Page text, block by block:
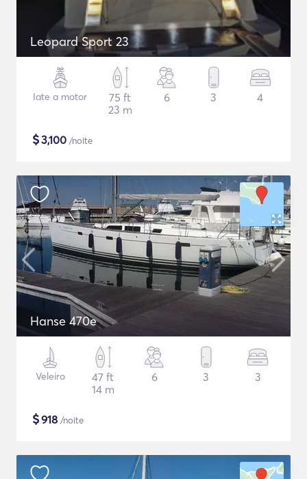
Leopard Sport 23
Iate a motor
75 ft
23 m
6 3 4
$3,100 /noite
Hanse 470e
Veleiro
47 ft
14 m
6 3 3
$918 /noite